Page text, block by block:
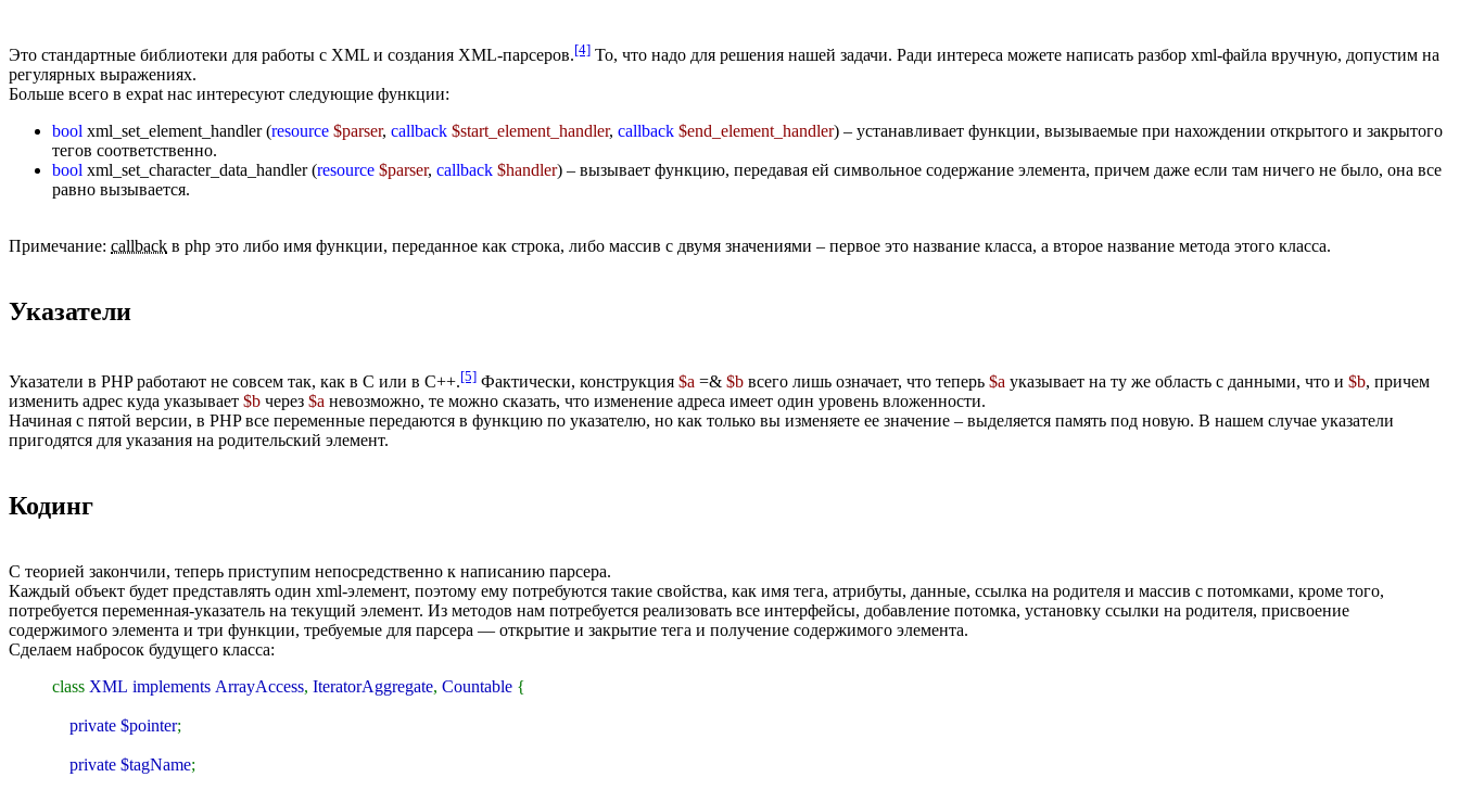
Это стандартные библиотеки для работы с XML и создания XML-парсеров.[4] То, что надо для решения нашей задачи. Ради интереса можете написать разбор xml-файла вручную, допустим на
регулярных выражениях.
Больше всего в expat нас интересуют следующие функции:
bool xml_set_element_handler (resource $parser, callback $start_element_handler, callback $end_element_handler) – устанавливает функции, вызываемые при нахождении открытого и закрытого
тегов соответственно.
bool xml_set_character_data_handler (resource $parser, callback $handler) – вызывает функцию, передавая ей символьное содержание элемента, причем даже если там ничего не было, она все
равно вызывается.
Примечание: callback в php это либо имя функции, переданное как строка, либо массив с двумя значениями – первое это название класса, а второе название метода этого класса.
Указатели
Указатели в PHP работают не совсем так, как в C или в C++.[5] Фактически, конструкция $a =& $b всего лишь означает, что теперь $a указывает на ту же область с данными, что и $b, причем
изменить адрес куда указывает $b через $a невозможно, те можно сказать, что изменение адреса имеет один уровень вложенности.
Начиная с пятой версии, в PHP все переменные передаются в функцию по указателю, но как только вы изменяете ее значение – выделяется память под новую. В нашем случае указатели
пригодятся для указания на родительский элемент.
Кодинг
С теорией закончили, теперь приступим непосредственно к написанию парсера.
Каждый объект будет представлять один xml-элемент, поэтому ему потребуются такие свойства, как имя тега, атрибуты, данные, ссылка на родителя и массив с потомками, кроме того,
потребуется переменная-указатель на текущий элемент. Из методов нам потребуется реализовать все интерфейсы, добавление потомка, установку ссылки на родителя, присвоение
содержимого элемента и три функции, требуемые для парсера — открытие и закрытие тега и получение содержимого элемента.
Сделаем набросок будущего класса:
class XML implements ArrayAccess, IteratorAggregate, Countable {
private $pointer;
private $tagName;